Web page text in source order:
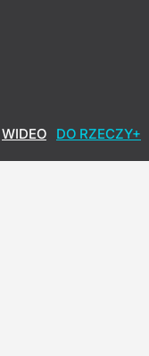
WIDEO DO RZECZY+